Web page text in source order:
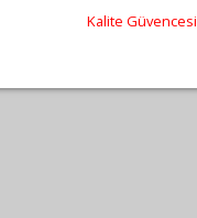
Kalite Güvencesi